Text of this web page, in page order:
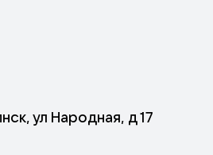
ул Народная, д 17